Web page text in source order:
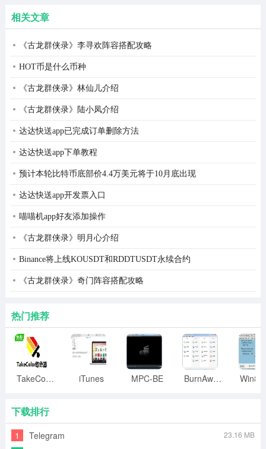
相关文章
《古龙群侠录》李寻欢阵容搭配攻略
HOT币是什么币种
《古龙群侠录》林仙儿介绍
《古龙群侠录》陆小凤介绍
达达快送app已完成订单删除方法
达达快送app下单教程
预计本轮比特币底部价4.4万美元将于10月底出现
达达快送app开发票入口
喵喵机app好友添加操作
《古龙群侠录》明月心介绍
Binance将上线KOUSDT和RDDTUSDT永续合约
《古龙群侠录》奇门阵容搭配攻略
热门推荐
TakeColor取色器 iTunes MPC-BE BurnAware
下载排行
1 Telegram 23.16 MB